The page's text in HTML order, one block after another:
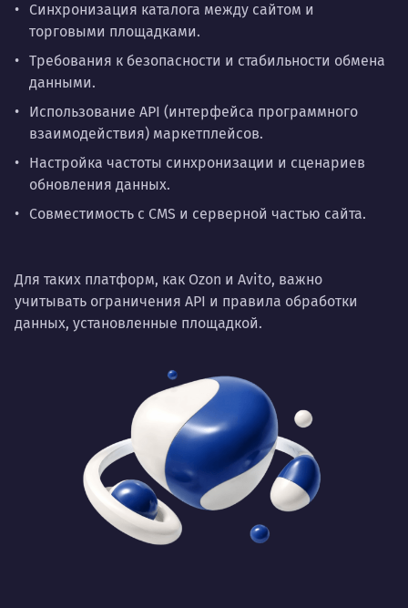
Синхронизация каталога между сайтом и
торговыми площадками.
Требования к безопасности и стабильности обмена
данными.
Использование API (интерфейса программного
взаимодействия) маркетплейсов.
Настройка частоты синхронизации и сценариев
обновления данных.
Совместимость с CMS и серверной частью сайта.
Для таких платформ, как Ozon и Avito, важно
учитывать ограничения API и правила обработки
данных, установленные площадкой.